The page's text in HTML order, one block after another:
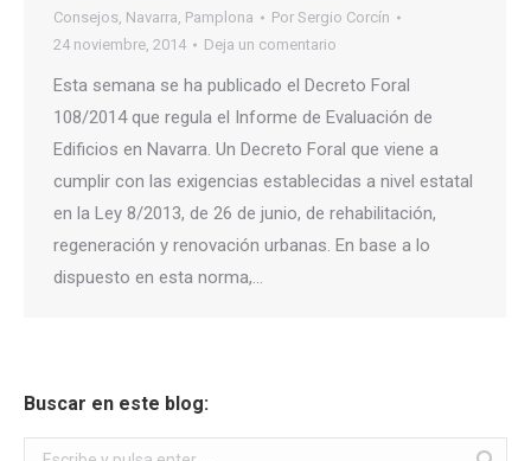
Consejos, Navarra, Pamplona Por Sergio Corcín
24 noviembre, 2014
Deja un comentario
Esta semana se ha publicado el Decreto Foral
108/2014 que regula el Informe de Evaluación de
Edificios en Navarra. Un Decreto Foral que viene a
cumplir con las exigencias establecidas a nivel estatal
en la Ley 8/2013, de 26 de junio, de rehabilitación,
regeneración y renovación urbanas. En base a lo
dispuesto en esta norma,…
Buscar en este blog:
Buscar: